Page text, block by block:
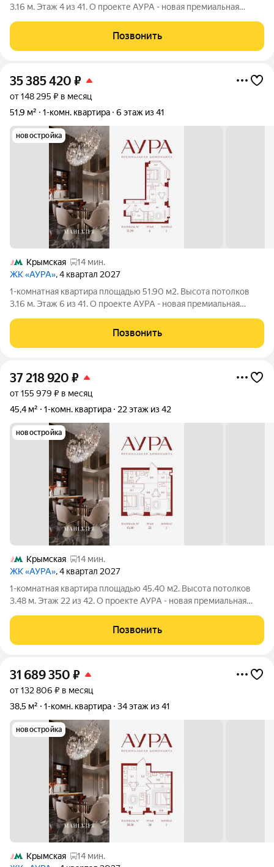
3.16 м. Этаж 4 из 41. О проекте АУРА - новая премиальная
состоит из 42-этажной Бронзовой башни и 41-этажной
Серебряной. Рядом расположены
Позвонить
35 385 420 ₽
от 148 295 ₽ в месяц
51,9 м²
1-комн. квартира 6 этаж из 41
новостройка
Крымская
14 мин.
ЖК «АУРА», 4 квартал 2027
1-комнатная квартира площадью 51.90 м2. Высота потолков
3.16 м. Этаж 6 из 41. О проекте АУРА - новая премиальная
состоит из 42-этажной Бронзовой башни и 41-этажной
Серебряной. Рядом расположены
Позвонить
37 218 920 ₽
от 155 979 ₽ в месяц
45,4 м²
1-комн. квартира 22 этаж из 42
новостройка
Крымская
14 мин.
ЖК «АУРА», 4 квартал 2027
1-комнатная квартира площадью 45.40 м2. Высота потолков
3.48 м. Этаж 22 из 42. О проекте АУРА - новая премиальная
состоит из 42-этажной Бронзовой башни и 41-этажной
Серебряной. Рядом
Позвонить
31 689 350 ₽
от 132 806 ₽ в месяц
38,5 м²
1-комн. квартира 34 этаж из 41
новостройка
Крымская
14 мин.